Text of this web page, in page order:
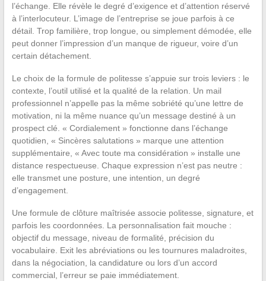
l’échange. Elle révèle le degré d’exigence et d’attention réservé
à l’interlocuteur. L’image de l’entreprise se joue parfois à ce
détail. Trop familière, trop longue, ou simplement démodée, elle
peut donner l’impression d’un manque de rigueur, voire d’un
certain détachement.
Le choix de la formule de politesse s’appuie sur trois leviers : le
contexte, l’outil utilisé et la qualité de la relation. Un mail
professionnel n’appelle pas la même sobriété qu’une lettre de
motivation, ni la même nuance qu’un message destiné à un
prospect clé. « Cordialement » fonctionne dans l’échange
quotidien, « Sincères salutations » marque une attention
supplémentaire, « Avec toute ma considération » installe une
distance respectueuse. Chaque expression n’est pas neutre :
elle transmet une posture, une intention, un degré
d’engagement.
Une formule de clôture maîtrisée associe politesse, signature, et
parfois les coordonnées. La personnalisation fait mouche :
objectif du message, niveau de formalité, précision du
vocabulaire. Exit les abréviations ou les tournures maladroites,
dans la négociation, la candidature ou lors d’un accord
commercial, l’erreur se paie immédiatement.